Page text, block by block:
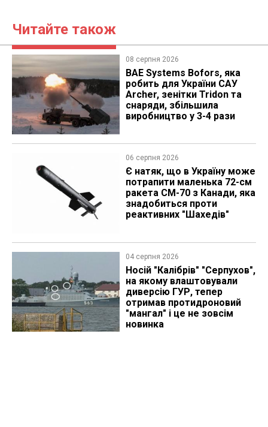
Читайте також
08 серпня 2026
BAE Systems Bofors, яка
робить для України САУ
Archer, зенітки Tridon та
снаряди, збільшила
виробництво у 3-4 рази
06 серпня 2026
Є натяк, що в Україну може
потрапити маленька 72-см
ракета CM-70 з Канади, яка
знадобиться проти
реактивних "Шахедів"
04 серпня 2026
Носій "Калібрів" "Серпухов",
на якому влаштовували
диверсію ГУР, тепер
отримав протидроновий
"мангал" і це не зовсім
новинка